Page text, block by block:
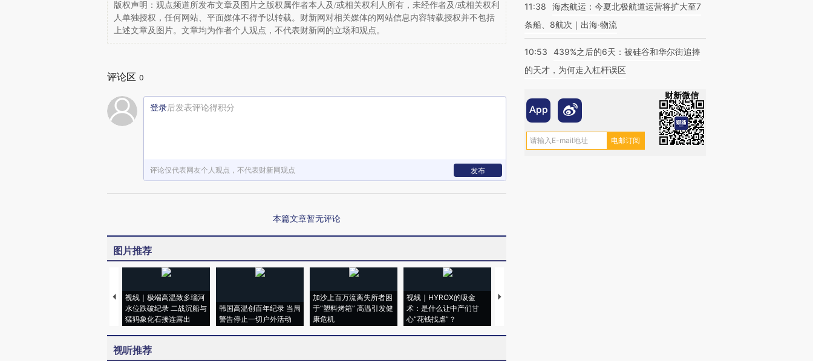
版权声明：观点频道所发布文章及图片之版权属作者本人及/或相关权利人所有，未经作者及/或相关权利
人单独授权，任何网站、平面媒体不得予以转载。财新网对相关媒体的网站信息内容转载授权并不包括
上述文章及图片。文章均为作者个人观点，不代表财新网的立场和观点。
评论区 0
登录后发表评论得积分
评论仅代表网友个人观点，不代表财新网观点 发布
本篇文章暂无评论
图片推荐
视线｜极端高温致多瑙河
水位跌破纪录 二战沉船与
猛犸象化石接连露出
韩国高温创百年纪录 当局
警告停止一切户外活动
加沙上百万流离失所者困
于“塑料烤箱” 高温引发健
康危机
视线｜HYROX的吸金
术：是什么让中产们甘
心“花钱找虐”？
马航飞行员跨国走私7万
视听推荐
11:38
海杰航运：今夏北极航道运营将扩大至7
条船、8航次｜出海·物流
10:53
439%之后的6天：被硅谷和华尔街追捧
的天才，为何走入杠杆误区
财新微信